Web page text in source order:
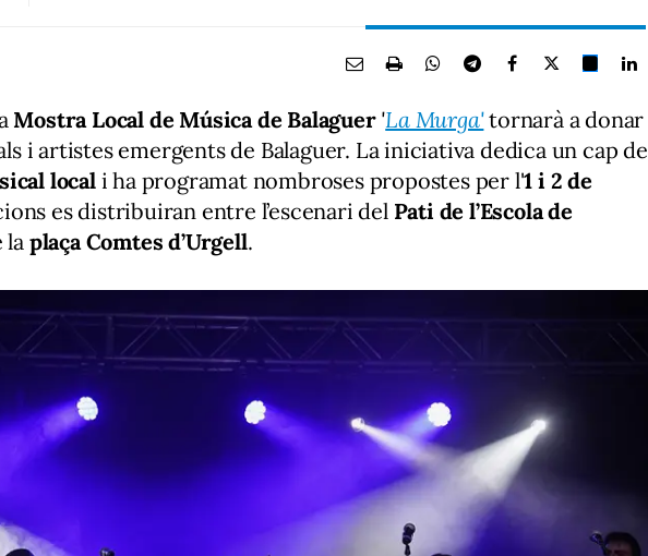
Mostra Local de Música de Balaguer 'La Murga'tornarà a donar
i artistes emergents de Balaguer. La iniciativa dedica un cap de
locali ha programat nombroses propostes per l'1 i 2 de
es distribuiran entre l’escenari del Pati de l’Escola de
la plaça Comtes d’Urgell.